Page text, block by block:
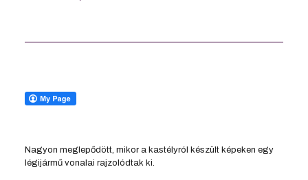
Nagyon meglepődött, mikor a kastélyról készült képeken egy
légijármű vonalai rajzolódtak ki.